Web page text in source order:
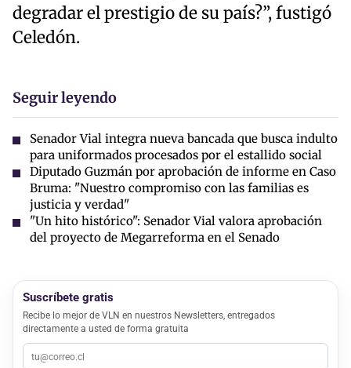
degradar el prestigio de su país?”, fustigó
Celedón.
Seguir leyendo
Senador Vial integra nueva bancada que busca indulto
para uniformados procesados por el estallido social
Diputado Guzmán por aprobación de informe en Caso
Bruma: "Nuestro compromiso con las familias es
justicia y verdad"
"Un hito histórico": Senador Vial valora aprobación
del proyecto de Megarreforma en el Senado
Suscríbete gratis
Recibe lo mejor de VLN en nuestros Newsletters, entregados
directamente a usted de forma gratuita